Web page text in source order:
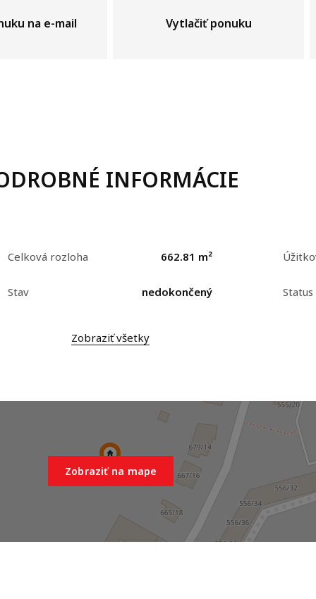
na e-mail Vytlačiť ponuku
INFORMÁCIE
Celková rozloha 662.81 m²
Stav nedokončený Status
Zobraziť všetky
Zobraziť na mape